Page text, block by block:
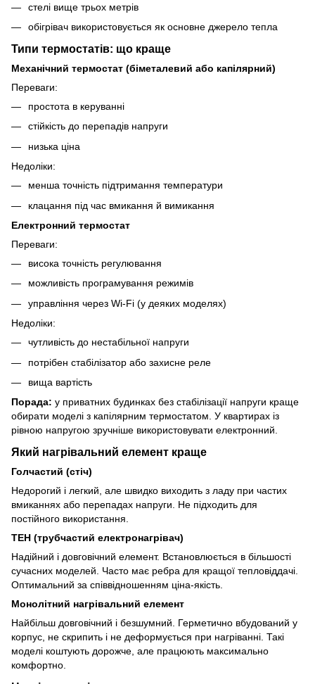
стелі вище трьох метрів
обігрівач використовується як основне джерело тепла
Типи термостатів: що краще
Механічний термостат (біметалевий або капілярний)
Переваги:
простота в керуванні
стійкість до перепадів напруги
низька ціна
Недоліки:
менша точність підтримання температури
клацання під час вмикання й вимикання
Електронний термостат
Переваги:
висока точність регулювання
можливість програмування режимів
управління через Wi-Fi (у деяких моделях)
Недоліки:
чутливість до нестабільної напруги
потрібен стабілізатор або захисне реле
вища вартість
Порада: у приватних будинках без стабілізації напруги краще
обирати моделі з капілярним термостатом. У квартирах із
рівною напругою зручніше використовувати електронний.
Який нагрівальний елемент краще
Голчастий (стіч)
Недорогий і легкий, але швидко виходить з ладу при частих
вмиканнях або перепадах напруги. Не підходить для
постійного використання.
ТЕН (трубчастий електронагрівач)
Надійний і довговічний елемент. Встановлюється в більшості
сучасних моделей. Часто має ребра для кращої тепловіддачі.
Оптимальний за співвідношенням ціна-якість.
Монолітний нагрівальний елемент
Найбільш довговічний і безшумний. Герметично вбудований у
корпус, не скрипить і не деформується при нагріванні. Такі
моделі коштують дорожче, але працюють максимально
комфортно.